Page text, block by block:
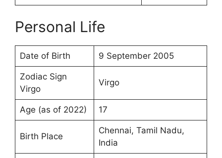
Personal Life
Date of Birth 9 September 2005
Zodiac Sign
Virgo
Virgo
Age (as of 2022) 17
Birth Place
Chennai, Tamil Nadu,
India